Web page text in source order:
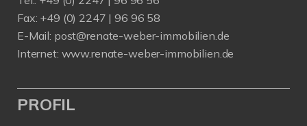
Fax: +49 (0) 2247 | 96 96 58
E-Mail: post@renate-weber-immobilien.de
Internet: www.renate-weber-immobilien.de
PROFIL